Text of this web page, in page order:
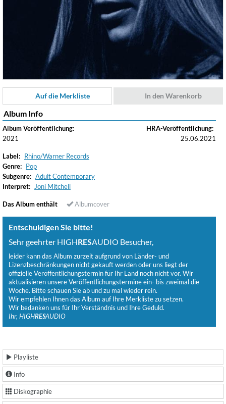
Auf die Merkliste In den Warenkorb
Album Info
Album Veröffentlichung:
2021
HRA-Veröffentlichung:
25.06.2021
Label: Rhino/Warner Records
Genre: Pop
Subgenre: Adult Contemporary
Interpret:
Joni Mitchell
Das Album enthält Albumcover
Entschuldigen Sie bitte!
Sehr geehrter HIGHRESAUDIO Besucher,
leider kann das Album zurzeit aufgrund von Länder- und
Lizenzbeschränkungen nicht gekauft werden oder uns liegt der
offizielle Veröffentlichungstermin für Ihr Land noch nicht vor. Wir
aktualisieren unsere Veröffentlichungstermine ein- bis zweimal die
Woche. Bitte schauen Sie ab und zu mal wieder rein.
Wir empfehlen Ihnen das Album auf Ihre Merkliste zu setzen.
Wir bedanken uns für Ihr Verständnis und Ihre Geduld.
Ihr, HIGHRESAUDIO
Playliste
Info
Diskographie